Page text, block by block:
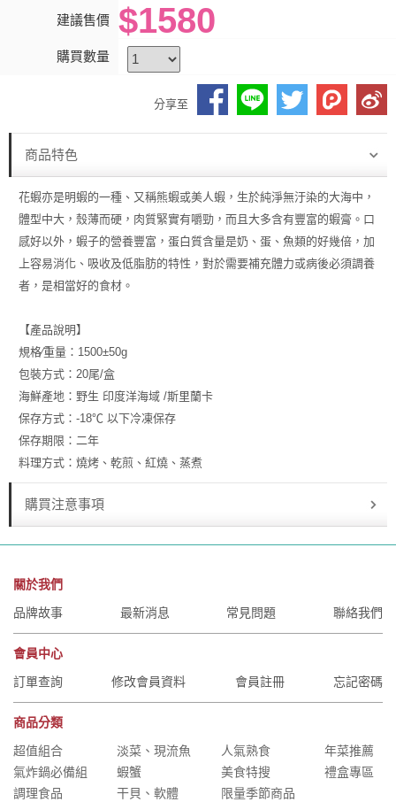
建議售價 $1580
購買數量
分享至
商品特色
花蝦亦是明蝦的一種、又稱熊蝦或美人蝦，生於純淨無汙染的大海中，
體型中大，殼薄而硬，肉質緊實有嚼勁，而且大多含有豐富的蝦膏。口
感好以外，蝦子的營養豐富，蛋白質含量是奶、蛋、魚類的好幾倍，加
上容易消化、吸收及低脂肪的特性，對於需要補充體力或病後必須調養
者，是相當好的食材。
【產品說明】
規格∕重量：1500±50g
包裝方式：20尾/盒
海鮮產地：野生 印度洋海域 /斯里蘭卡
保存方式：-18℃ 以下冷凍保存
保存期限：二年
料理方式：燒烤、乾煎、紅燒、蒸煮
購買注意事項
關於我們
品牌故事
最新消息 常見問題 聯絡我們
會員中心
訂單查詢
修改會員資料 會員註冊 忘記密碼
商品分類
超值組合
氣炸鍋必備組
調理食品
淡菜、現流魚
蝦蟹
干貝、軟體
人氣熟食
美食特搜
限量季節商品
年菜推薦
禮盒專區